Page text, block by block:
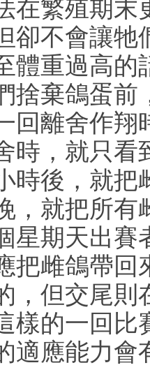
在繁殖期末
卻不會讓牠
體重過高的
棄鴿蛋前
回離舍作翔
時，就只看
時後，就把
，就把所有
星期天出賽
把雌鴿帶回
，但交尾則
的一回比
適應能力會